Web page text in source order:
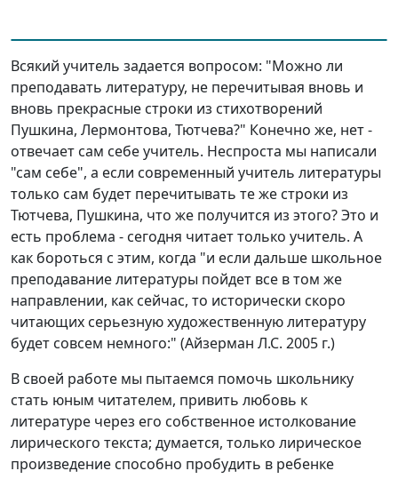
Всякий учитель задается вопросом: "Можно ли
преподавать литературу, не перечитывая вновь и
вновь прекрасные строки из стихотворений
Пушкина, Лермонтова, Тютчева?" Конечно же, нет -
отвечает сам себе учитель. Неспроста мы написали
"сам себе", а если современный учитель литературы
только сам будет перечитывать те же строки из
Тютчева, Пушкина, что же получится из этого? Это и
есть проблема - сегодня читает только учитель. А
как бороться с этим, когда "и если дальше школьное
преподавание литературы пойдет все в том же
направлении, как сейчас, то исторически скоро
читающих серьезную художественную литературу
будет совсем немного:" (Айзерман Л.С. 2005 г.)
В своей работе мы пытаемся помочь школьнику
стать юным читателем, привить любовь к
литературе через его собственное истолкование
лирического текста; думается, только лирическое
произведение способно пробудить в ребенке